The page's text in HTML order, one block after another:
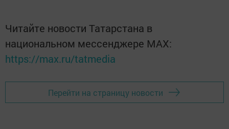
Читайте новости Татарстана в
национальном мессенджере MАХ:
https://max.ru/tatmedia
Перейти на страницу новости